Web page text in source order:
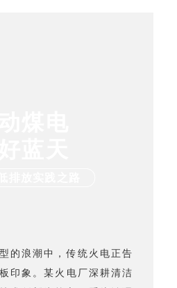
的浪潮中，传统火电正告
印象。某火电厂深耕清洁